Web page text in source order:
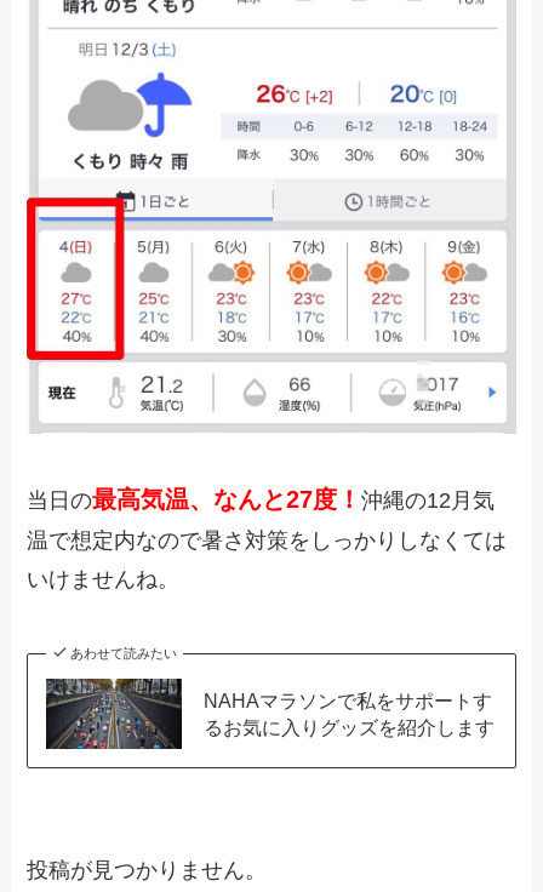
当日の最高気温、なんと27度！沖縄の12月気
温で想定内なので暑さ対策をしっかりしなくては
いけませんね。
あわせて読みたい
NAHAマラソンで私をサポートす
るお気に入りグッズを紹介します
投稿が見つかりません。